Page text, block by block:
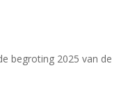
begroting 2025 van de